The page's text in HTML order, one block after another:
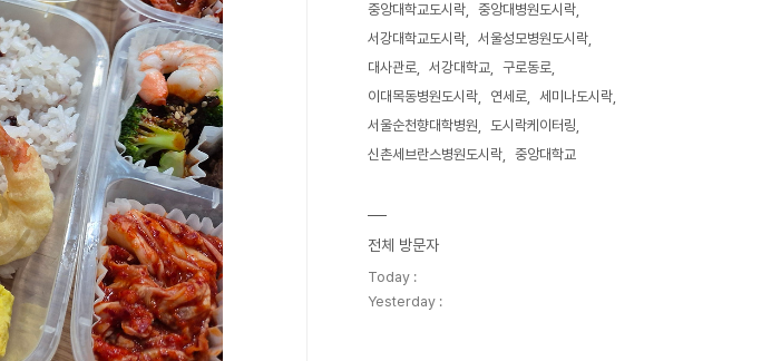
중앙대학교도시락
중앙대병원도시락
서강대학교도시락
서울성모병원도시락
대사관로
서강대학교
구로동로
이대목동병원도시락
연세로
세미나도시락
서울순천향대학병원
도시락케이터링
신촌세브란스병원도시락
중앙대학교
전체 방문자
Today :
Yesterday :